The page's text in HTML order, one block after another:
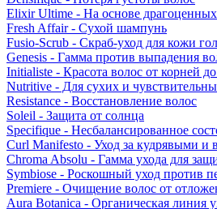
Elixir Ultime - На основе
Fresh Affair - Сухой шампунь
Fusio-Scrub - Скраб-уход для кожи
Genesis - Гамма против выпадения
Initialiste - Красота волос от корней
Nutritive - Для сухих и
Resistance - Восстановление волос
Soleil - Защита от солнца
Specifique - Несбалансированное
Curl Manifesto - Уход за кудрявыми
Chroma Absolu - Гамма ухода для
Symbiose - Роскошный уход против
Premiere - Очищение волос от
Aura Botanica - Органическая линия